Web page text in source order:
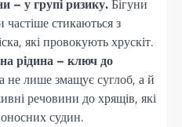
– у групі ризику.Бігуни
частіше стикаються з
які провокують хрускіт.
рідина – ключ до
не лише змащує суглоб, а й
речовини до хрящів, які
судин.